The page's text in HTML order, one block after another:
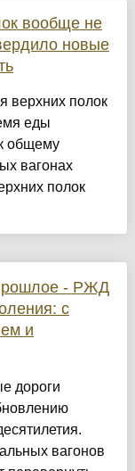
вообще не
новые
верхних полок
еды
общему
вагонах
полок
- РЖД
с
и
дороги
вагонов